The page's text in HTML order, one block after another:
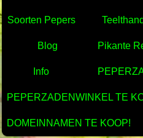
Soorten Pepers
Blog Pikante
Info
PEPERZADENWINKEL TE
DOMEINNAMEN TE KOOP!